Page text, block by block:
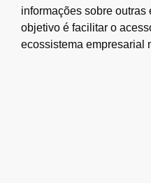
informações sobre
objetivo é facilitar o
ecossistema empresarial